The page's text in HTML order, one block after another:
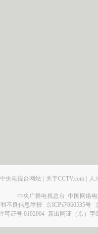
中央电视台网站 | 关于CCTV.com | 人
中央广播电视总台 中国网络
不良信息举报
京ICP证060535号
可证号 0102004 新出网证（京）